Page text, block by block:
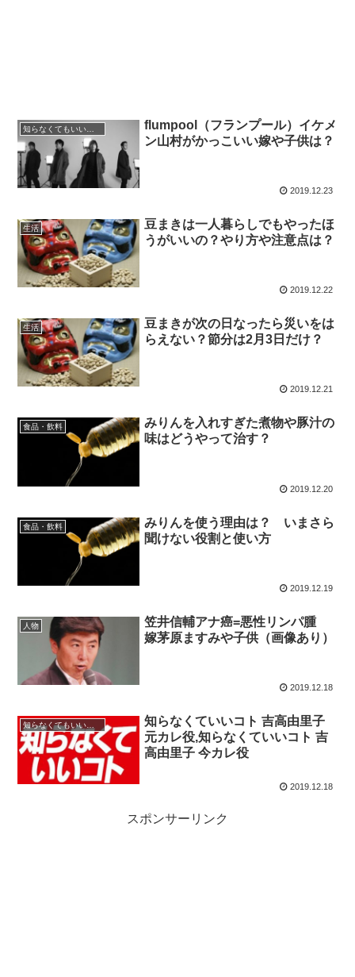
flumpool（フランプール）イケメ
ン山村がかっこいい嫁や子供は？
2019.12.23
生活
豆まきは一人暮らしでもやったほ
うがいいの？やり方や注意点は？
2019.12.22
生活
豆まきが次の日なったら災いをは
らえない？節分は2月3日だけ？
2019.12.21
食品・飲料
みりんを入れすぎた煮物や豚汁の
味はどうやって治す？
2019.12.20
食品・飲料
みりんを使う理由は？ いまさら
聞けない役割と使い方
2019.12.19
人物
笠井信輔アナ癌=悪性リンパ腫
嫁茅原ますみや子供（画像あり）
2019.12.18
知らなくていいコト 吉高由里子
元カレ役,知らなくていいコト 吉
高由里子 今カレ役
2019.12.18
スポンサーリンク